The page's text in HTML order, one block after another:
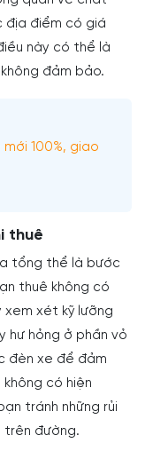
địa điểm có giá
này có thể là
đảm bảo.
mới 100%, giao
thuê
tổng thể là bước
thuê không có
xem xét kỹ lưỡng
hư hỏng ở phần vỏ
đèn xe để đảm
có hiện
tránh những rủi
trên đường.